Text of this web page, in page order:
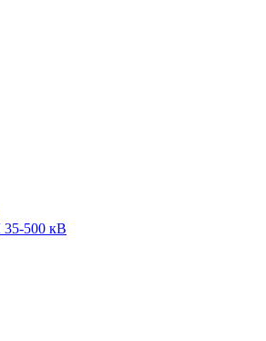
35-500 кВ